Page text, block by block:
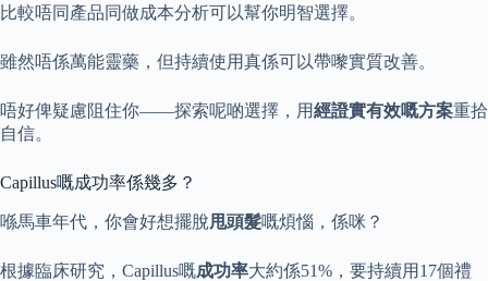
比較唔同產品同做成本分析可以幫你明智選擇。
雖然唔係萬能靈藥，但持續使用真係可以帶嚟實質改善。
唔好俾疑慮阻住你——探索呢啲選擇，用經證實有效嘅方案重拾
自信。
Capillus嘅成功率係幾多？
喺馬車年代，你會好想擺脫甩頭髮嘅煩惱，係咪？
根據臨床研究，Capillus嘅成功率大約係51%，要持續用17個禮